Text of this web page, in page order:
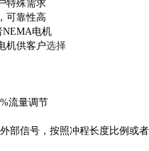
特殊需求
可靠性高
NEMA电机
机供客户选择
流量调节
部信号，按照冲程长度比例或